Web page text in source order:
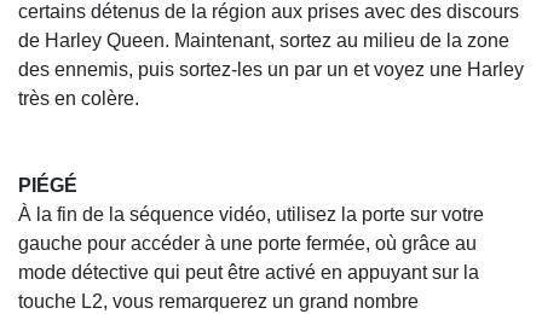
certains détenus de la région aux prises avec des discours
de Harley Queen. Maintenant, sortez au milieu de la zone
des ennemis, puis sortez-les un par un et voyez une Harley
très en colère.
PIÉGÉ
À la fin de la séquence vidéo, utilisez la porte sur votre
gauche pour accéder à une porte fermée, où grâce au
mode détective qui peut être activé en appuyant sur la
touche L2, vous remarquerez un grand nombre